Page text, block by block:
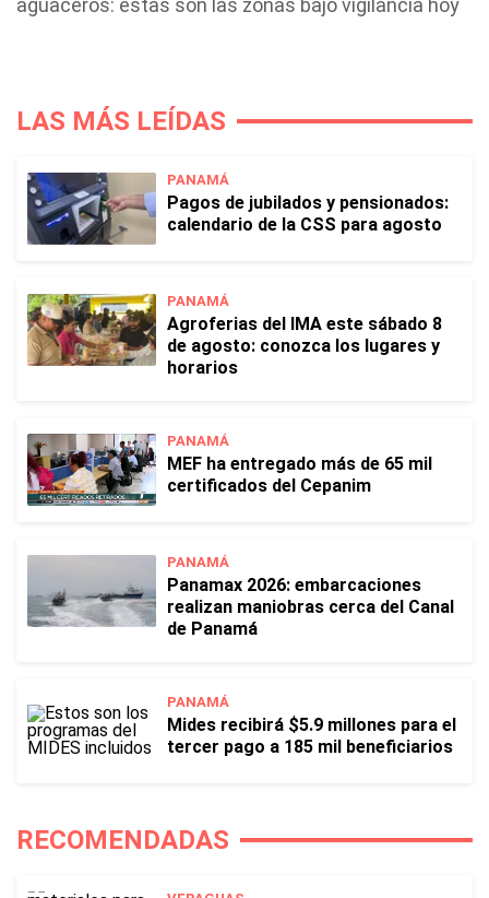
aguaceros: estas son las zonas bajo vigilancia hoy
LAS MÁS LEÍDAS
PANAMÁ
Pagos de jubilados y pensionados:
calendario de la CSS para agosto
PANAMÁ
Agroferias del IMA este sábado 8
de agosto: conozca los lugares y
horarios
PANAMÁ
MEF ha entregado más de 65 mil
certificados del Cepanim
PANAMÁ
Panamax 2026: embarcaciones
realizan maniobras cerca del Canal
de Panamá
PANAMÁ
Mides recibirá $5.9 millones para el
tercer pago a 185 mil beneficiarios
RECOMENDADAS